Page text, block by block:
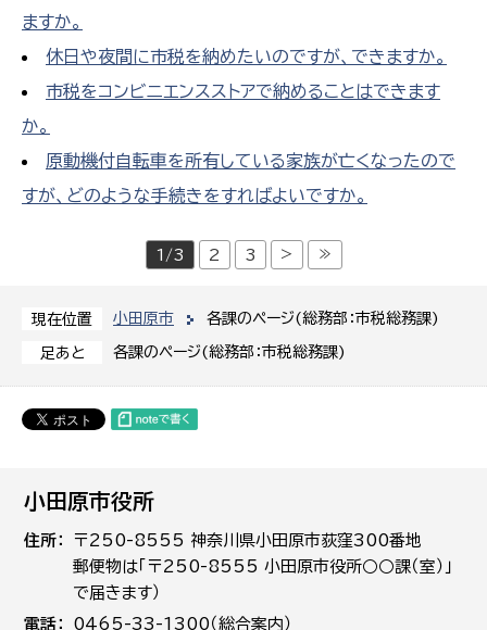
現在位置 小田原市 各課のページ(総務部：市税総務課)
足あと 各課のページ(総務部：市税総務課)
ますか。
休日や夜間に市税を納めたいのですが、できますか。
市税をコンビニエンスストアで納めることはできます
か。
原動機付自転車を所有している家族が亡くなったので
すが、どのような手続きをすればよいですか。
1/3 2 3 > ≫
小田原市役所
住所
〒250-8555 神奈川県小田原市荻窪300番地
郵便物は「〒250-8555 小田原市役所○○課（室）」
で届きます）
電話
0465-33-1300（総合案内）